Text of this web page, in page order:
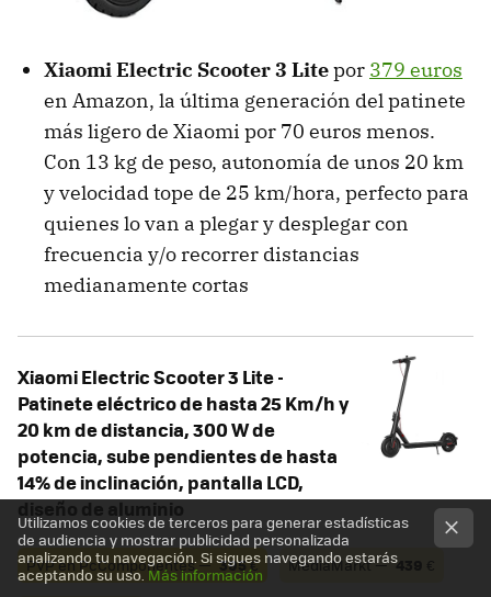
Xiaomi Electric Scooter 3 Litepor 379 euros
en Amazon, la última generación del patinete
más ligero de Xiaomi por 70 euros menos.
Con 13 kg de peso, autonomía de unos 20 km
y velocidad tope de 25 km/hora, perfecto para
quienes lo van a plegar y desplegar con
frecuencia y/o recorrer distancias
medianamente cortas
Xiaomi Electric Scooter 3 Lite -
Patinete eléctrico de hasta 25 Km/h y
20 km de distancia, 300 W de
potencia, sube pendientes de hasta
14% de inclinación, pantalla LCD,
diseño de aluminio
PVP en PcComponentes — 395€ MediaMarkt — 439
Utilizamos cookies de terceros para generar estadísticas
de audiencia y mostrar publicidad personalizada
analizando tu navegación. Si sigues navegando estarás
aceptando su uso.Más información